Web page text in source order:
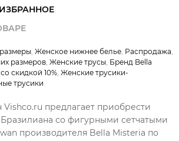
Женское нижнее белье Распродажа
размеров Женские трусы Бренд Bella
скидкой 10% Женские трусики-
трусики
Vishco.ru предлагает приобрести
Бразилиана со фигурными сетчатыми
производителя Bella Misteria по